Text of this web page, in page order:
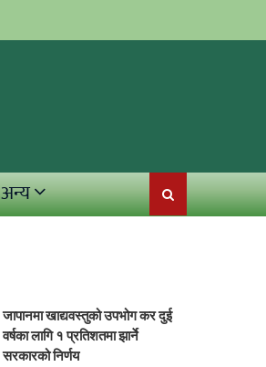
अन्य
जापानमा खाद्यवस्तुको उपभोग कर दुई
वर्षका लागि १ प्रतिशतमा झार्ने
सरकारको निर्णय